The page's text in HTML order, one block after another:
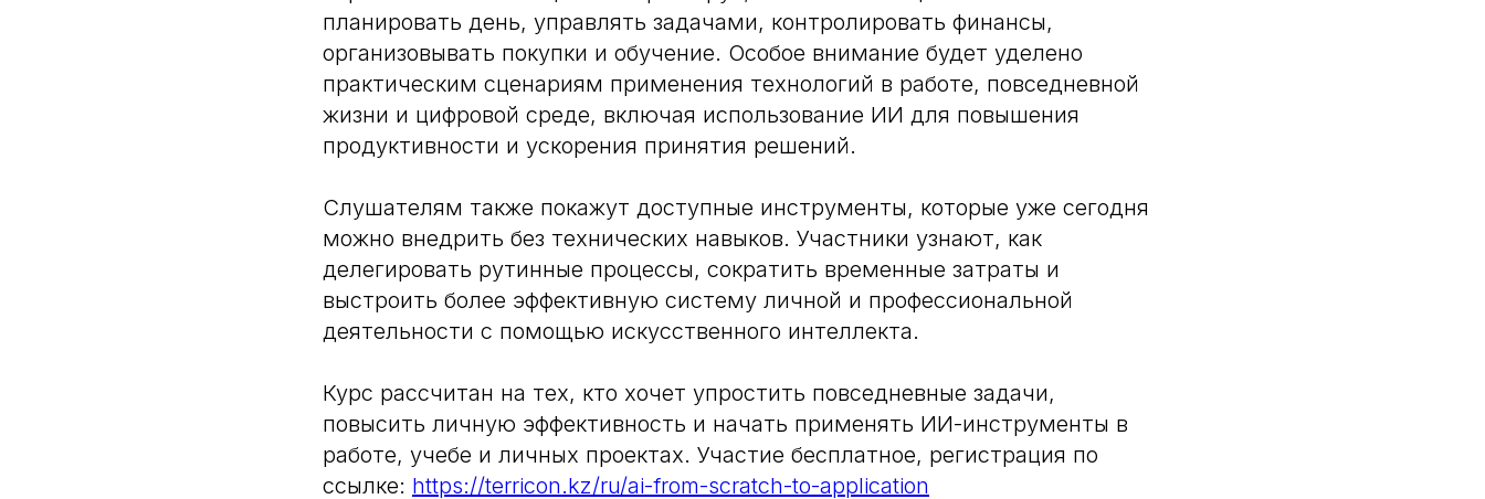
планировать день, управлять задачами, контролировать финансы,
организовывать покупки и обучение. Особое внимание будет уделено
практическим сценариям применения технологий в работе, повседневной
жизни и цифровой среде, включая использование ИИ для повышения
продуктивности и ускорения принятия решений.
Слушателям также покажут доступные инструменты, которые уже сегодня
можно внедрить без технических навыков. Участники узнают, как
делегировать рутинные процессы, сократить временные затраты и
выстроить более эффективную систему личной и профессиональной
деятельности с помощью искусственного интеллекта.
Курс рассчитан на тех, кто хочет упростить повседневные задачи,
повысить личную эффективность и начать применять ИИ-инструменты в
работе, учебе и личных проектах. Участие бесплатное, регистрация по
ссылке: https://terricon.kz/ru/ai-from-scratch-to-application